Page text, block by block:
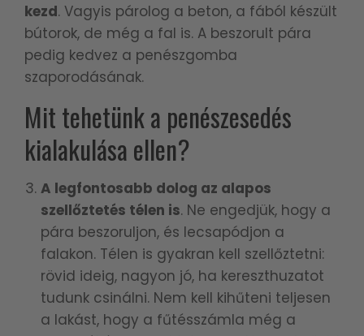
kezd. Vagyis párolog a beton, a fából készült
bútorok, de még a fal is. A beszorult pára
pedig kedvez a penészgomba
szaporodásának.
Mit tehetünk a penészesedés
kialakulása ellen?
A legfontosabb dolog az alapos
szellőztetés télen is. Ne engedjük, hogy a
pára beszoruljon, és lecsapódjon a
falakon. Télen is gyakran kell szellőztetni:
rövid ideig, nagyon jó, ha kereszthuzatot
tudunk csinálni. Nem kell kihűteni teljesen
a lakást, hogy a fűtésszámla még a